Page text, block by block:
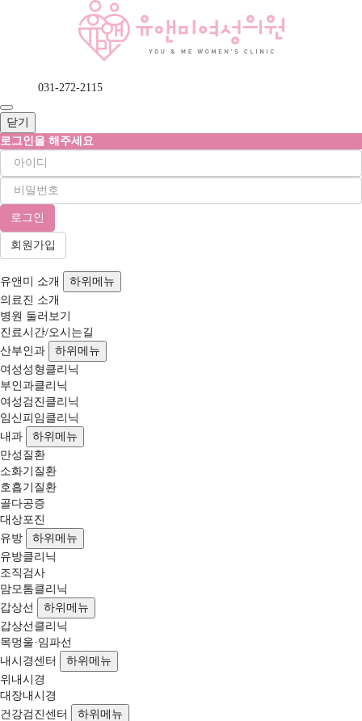
031-272-2115
닫기
로그인을 해주세요
회원가입
유앤미 소개
하위메뉴
의료진 소개
병원 둘러보기
진료시간/오시는길
산부인과
하위메뉴
여성성형클리닉
부인과클리닉
여성검진클리닉
임신피임클리닉
내과
하위메뉴
만성질환
소화기질환
호흡기질환
골다공증
대상포진
유방
하위메뉴
유방클리닉
조직검사
맘모톰클리닉
갑상선
하위메뉴
갑상선클리닉
목멍울·임파선
내시경센터
하위메뉴
위내시경
대장내시경
건강검진센터
하위메뉴